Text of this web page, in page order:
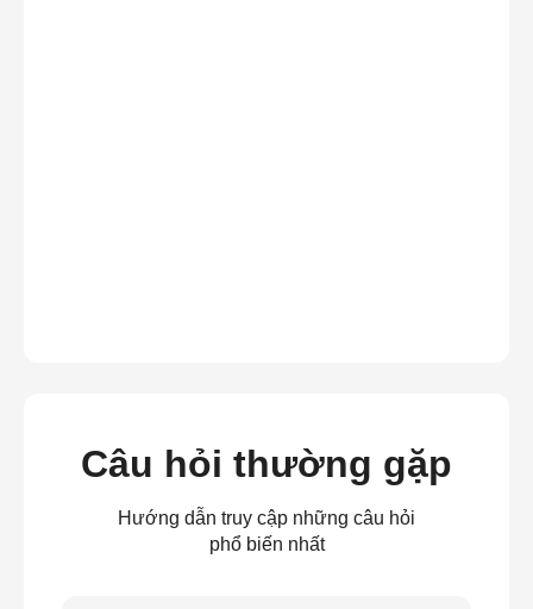
Câu hỏi thường gặp
Hướng dẫn truy cập những câu hỏi
phổ biến nhất